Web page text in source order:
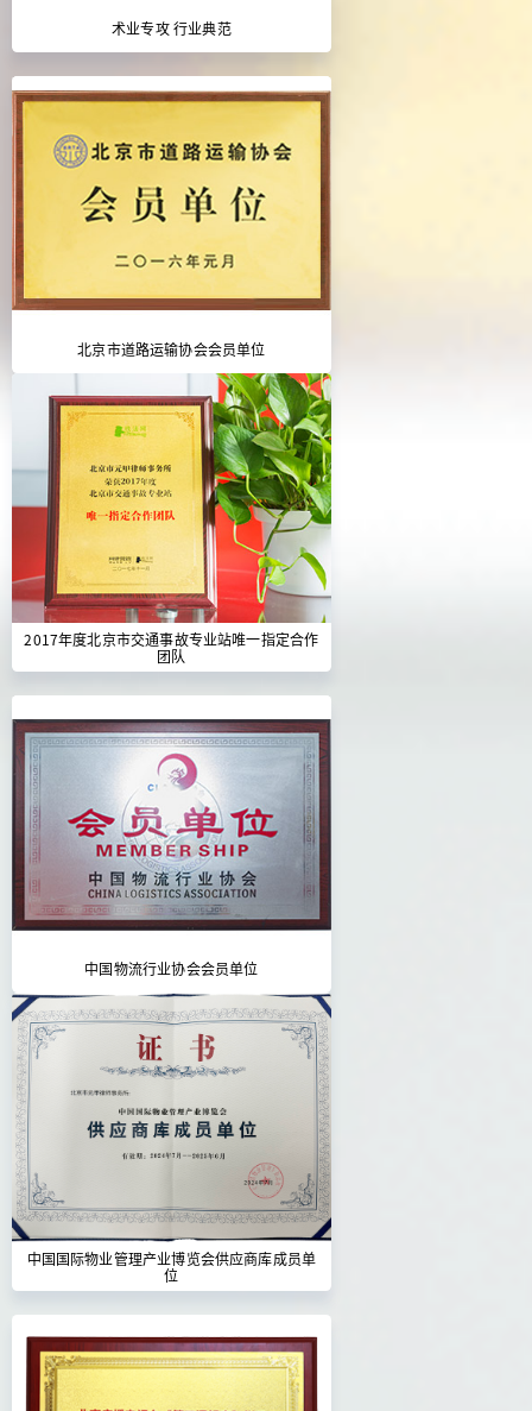
术业专攻 行业典范
北京市道路运输协会会员单位
2017年度北京市交通事故专业站唯一指定合作
团队
中国物流行业协会会员单位
中国国际物业管理产业博览会供应商库成员单
位